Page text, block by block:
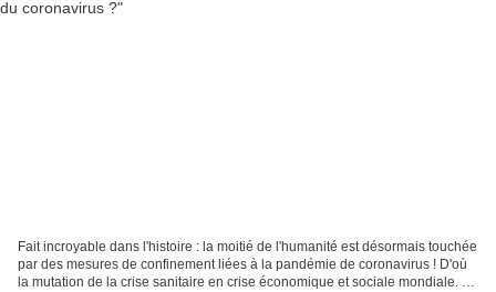
Fait incroyable dans l'histoire : la moitié de l'humanité est désormais touchée
par des mesures de confinement liées à la pandémie de coronavirus ! D'où
la mutation de la crise sanitaire en crise économique et sociale mondiale. Et